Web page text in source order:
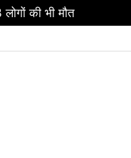
की भी मौत